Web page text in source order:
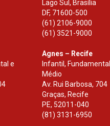
Lago Sul, Brasília
DF, 71600-500
(61) 2106-9000
(61) 3521-9000
e
Agnes – Recife
Infantil,
Médio
Av. Rui Barbosa, 704
Graças, Recife
PE, 52011-040
(81) 3131-6950